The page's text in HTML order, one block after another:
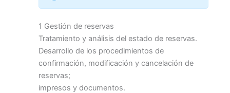
1 Gestión de reservas
Tratamiento y análisis del estado de reservas.
Desarrollo de los procedimientos de
confirmación, modificación y cancelación de
reservas;
impresos y documentos.